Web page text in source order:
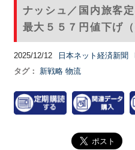
ナッシュ／国内旅客
最大５５７円値下げ
2025/12/12 日本ネット経済新聞
タグ：
新戦略 物流